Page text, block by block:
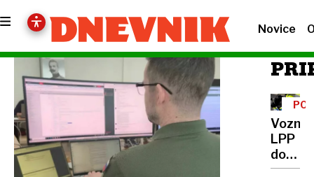
Novice
LPP
dobili